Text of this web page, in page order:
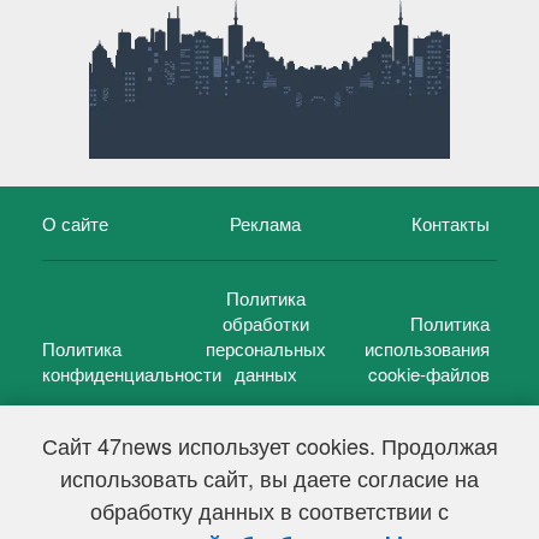
Сайт 47news использует cookies. Продолжая
использовать сайт, вы даете согласие на
обработку данных в соответствии с
О сайте Реклама Контакты
Политика
конфиденциальности
Политика
обработки
персональных
данных
Политика
использования
cookie-файлов
47 новостей (47 news)2005 — 2026 г.
Свидетельство о регистрации СМИ Эл № ФС 77-39848, выдано
Федеральной службой по надзору в сфере связи,